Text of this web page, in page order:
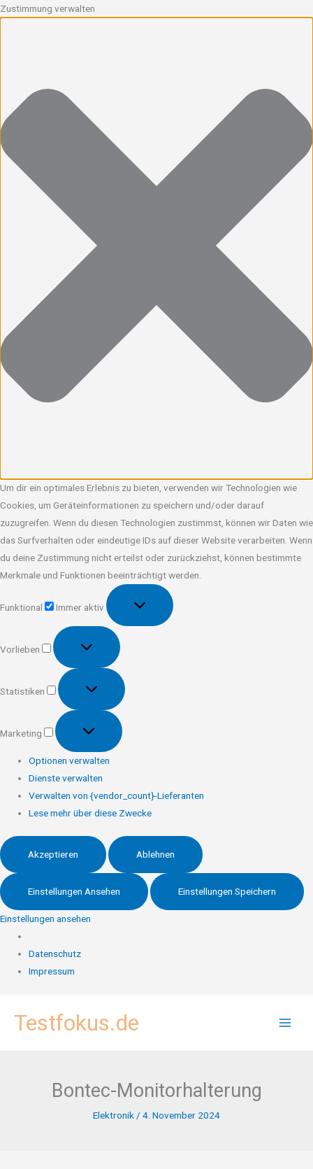
Zustimmung verwalten
Um dir ein optimales Erlebnis zu bieten, verwenden wir Technologien wie
Cookies, um Geräteinformationen zu speichern und/oder darauf
zuzugreifen. Wenn du diesen Technologien zustimmst, können wir Daten wie
das Surfverhalten oder eindeutige IDs auf dieser Website verarbeiten. Wenn
du deine Zustimmung nicht erteilst oder zurückziehst, können bestimmte
Merkmale und Funktionen beeinträchtigt werden.
Funktional
Immer aktiv
Vorlieben
Vorlieben
Statistiken
Statistiken
Marketing
Marketing
Optionen verwalten
Dienste verwalten
Verwalten von {vendor_count}-Lieferanten
Lese mehr über diese Zwecke
Akzeptieren Ablehnen
Einstellungen Ansehen Einstellungen Speichern
Einstellungen ansehen
Datenschutz
Impressum
InhaltTestfokus.de
Bontec-Monitorhalterung
Elektronik / 4. November 2024